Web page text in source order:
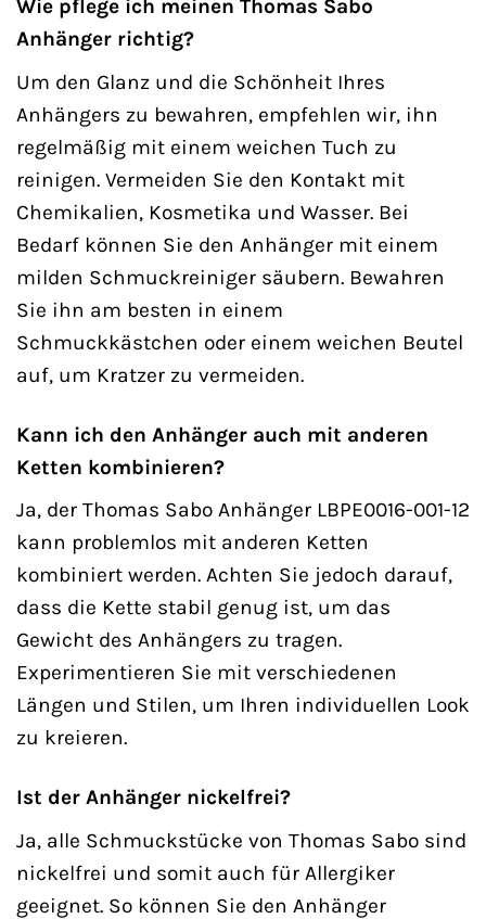
Wie pflege ich meinen Thomas Sabo
Anhänger richtig?
Um den Glanz und die Schönheit Ihres
Anhängers zu bewahren, empfehlen wir, ihn
regelmäßig mit einem weichen Tuch zu
reinigen. Vermeiden Sie den Kontakt mit
Chemikalien, Kosmetika und Wasser. Bei
Bedarf können Sie den Anhänger mit einem
milden Schmuckreiniger säubern. Bewahren
Sie ihn am besten in einem
Schmuckkästchen oder einem weichen Beutel
auf, um Kratzer zu vermeiden.
Kann ich den Anhänger auch mit anderen
Ketten kombinieren?
Ja, der Thomas Sabo Anhänger LBPE0016-001-12
kann problemlos mit anderen Ketten
kombiniert werden. Achten Sie jedoch darauf,
dass die Kette stabil genug ist, um das
Gewicht des Anhängers zu tragen.
Experimentieren Sie mit verschiedenen
Längen und Stilen, um Ihren individuellen Look
zu kreieren.
Ist der Anhänger nickelfrei?
Ja, alle Schmuckstücke von Thomas Sabo sind
nickelfrei und somit auch für Allergiker
geeignet. So können Sie den Anhänger